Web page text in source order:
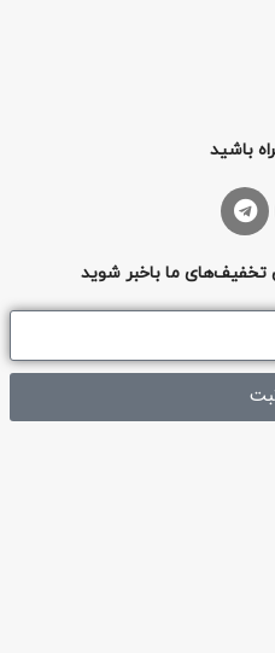
باشید
تخفیف‌های ما باخبر شوید